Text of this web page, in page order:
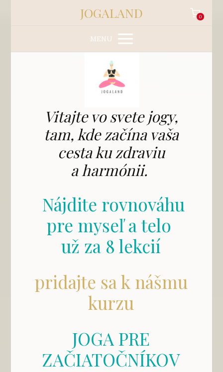
JOGALAND 0
MENU
Vitajte vo svete jogy,
tam, kde začína vaša
cesta ku zdraviu
a harmónii.
Nájdite rovnováhu
pre myseľ a telo
už za 8 lekcií
pridajte sa k nášmu
kurzu
JOGA PRE
ZAČIATOČNÍKOV